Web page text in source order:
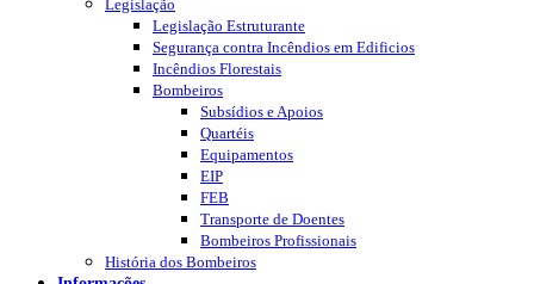
Legislação
Legislação Estruturante
Segurança contra Incêndios em Edificios
Incêndios Florestais
Bombeiros
Subsídios e Apoios
Quartéis
Equipamentos
EIP
FEB
Transporte de Doentes
Bombeiros Profissionais
História dos Bombeiros